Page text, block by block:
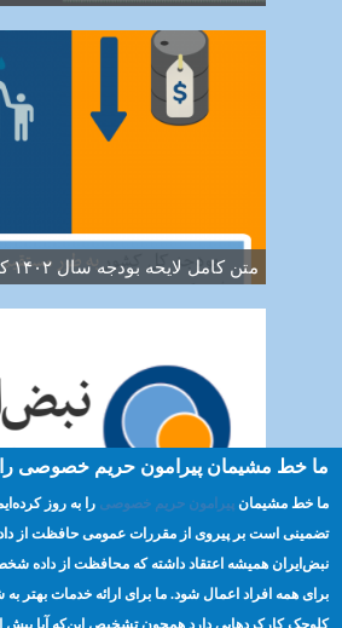
متن کامل لایحه بودجه سال ۱۴۰۲ کل کشور (ایران)
بررسی موردی - برنامه پایش
اردن
ما خط مشیمان پیرامون حریم خصوصی را
ما خط مشیمانپیرامون حریم خصوصی را به روز
نبض‌ایران همیشه اعتقاد داشته که محافظت از داده
برای همه افراد اعمال شود. ما برای ارائه خدمات بهتر
کلوچک کارکردهایی دارد همچون تشخیص این‌که آیا پیش